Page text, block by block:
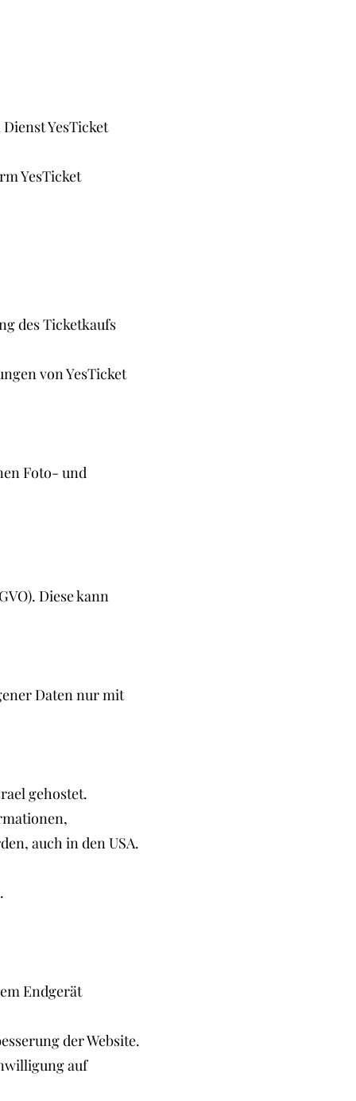
YesTicket
YesTicket
des Ticketkaufs
von YesTicket
Foto- und
Diese kann
Daten nur mit
gehostet.
auch in den USA.
Endgerät
der Website.
auf